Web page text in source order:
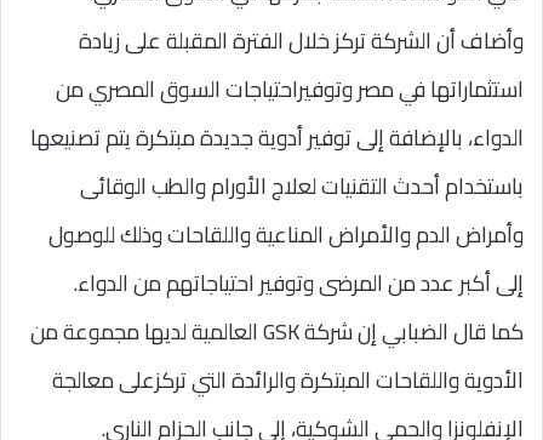
وأضاف أن الشركة تركز خلال الفترة المقبلة على زيادة
استثماراتها في مصر وتوفيراحتياجات السوق المصري من
الدواء، بالإضافة إلى توفير أدوية جديدة مبتكرة يتم تصنيعها
باستخدام أحدث التقنيات لعلاج الأورام والطب الوقائى
وأمراض الدم والأمراض المناعية واللقاحات وذلك للوصول
إلى أكبر عدد من المرضى وتوفير احتياجاتهم من الدواء.
كما قال الضبابي إن شركة GSK العالمية لديها مجموعة من
الأدوية واللقاحات المبتكرة والرائدة التي تركزعلى معالجة
الإنفلونزا والحمى الشوكية، إلى جانب الحزام النارى.